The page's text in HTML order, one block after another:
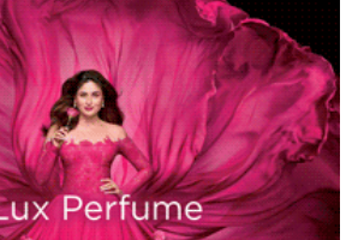
‘বিটিভি নিউজ’র যাত্রা শুরু
ভারতের সঙ্গে কথা হবে চোখে চোখ রেখে